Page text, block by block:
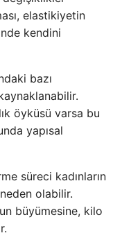
elastikiyetin
kendini
bazı
öyküsü varsa bu
yapısal
süreci kadınların
olabilir.
büyümesine, kilo